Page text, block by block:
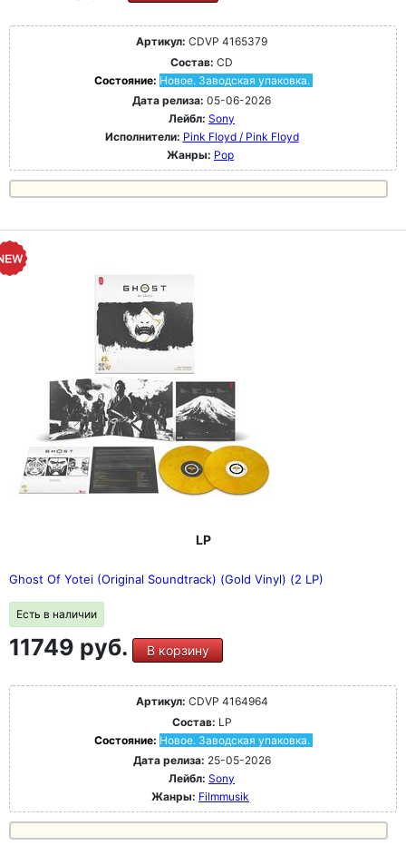
Артикул: CDVP 4165379
Состав: CD
Состояние: Новое. Заводская упаковка.
Дата релиза: 05-06-2026
Лейбл: Sony
Исполнители: Pink Floyd / Pink Floyd
Жанры: Pop
LP
Ghost Of Yotei (Original Soundtrack) (Gold Vinyl) (2 LP)
Есть в наличии
11749 руб. В корзину
Артикул: CDVP 4164964
Состав: LP
Состояние: Новое. Заводская упаковка.
Дата релиза: 25-05-2026
Лейбл: Sony
Жанры: Filmmusik